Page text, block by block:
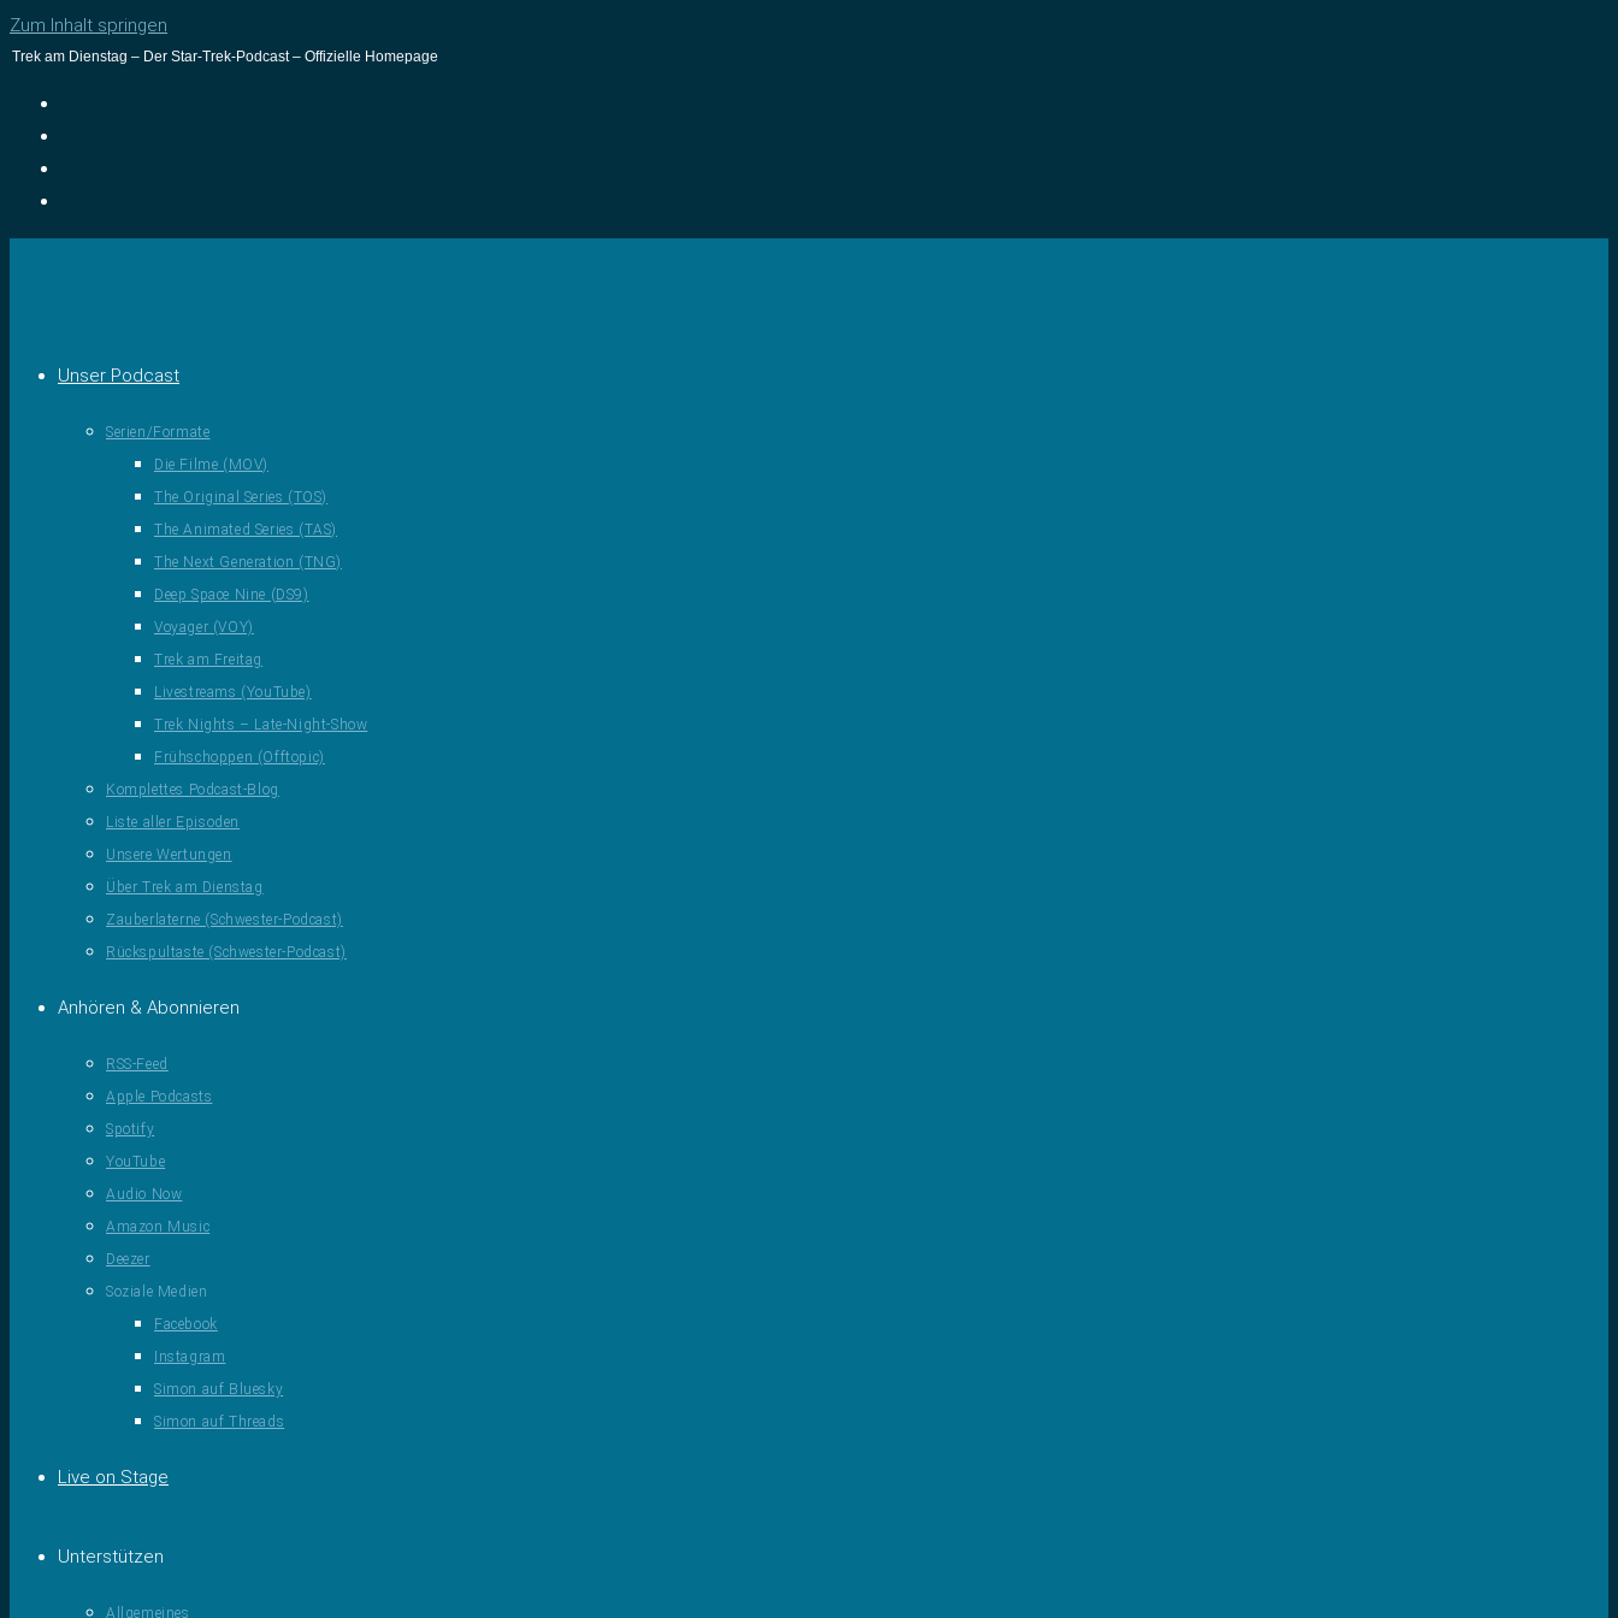
Zum Inhalt springen
Trek am Dienstag – Der Star-Trek-Podcast – Offizielle Homepage
Unser Podcast
Serien/Formate
Die Filme (MOV)
The Original Series (TOS)
The Animated Series (TAS)
The Next Generation (TNG)
Deep Space Nine (DS9)
Voyager (VOY)
Trek am Freitag
Livestreams (YouTube)
Trek Nights – Late-Night-Show
Frühschoppen (Offtopic)
Komplettes Podcast-Blog
Liste aller Episoden
Unsere Wertungen
Über Trek am Dienstag
Zauberlaterne (Schwester-Podcast)
Rückspultaste (Schwester-Podcast)
Anhören & Abonnieren
RSS-Feed
Apple Podcasts
Spotify
YouTube
Audio Now
Amazon Music
Deezer
Soziale Medien
Facebook
Instagram
Simon auf Bluesky
Simon auf Threads
Live on Stage
Unterstützen
Allgemeines